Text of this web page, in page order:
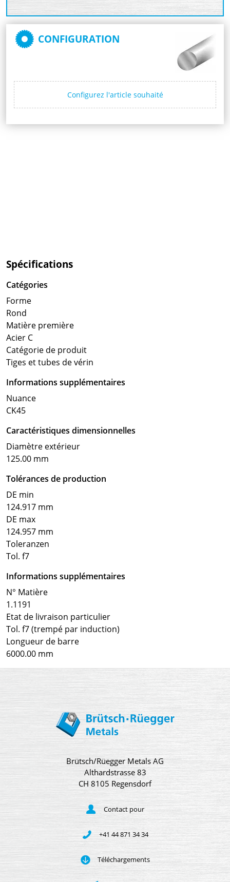
CONFIGURATION
Configurez l'article souhaité
Spécifications
Catégories
Forme
Rond
Matière première
Acier C
Catégorie de produit
Tiges et tubes de vérin
Informations supplémentaires
Nuance
CK45
Caractéristiques dimensionnelles
Diamètre extérieur
125.00 mm
Tolérances de production
DE min
124.917 mm
DE max
124.957 mm
Toleranzen
Tol. f7
Informations supplémentaires
N° Matière
1.1191
Etat de livraison particulier
Tol. f7 (trempé par induction)
Longueur de barre
6000.00 mm
Brütsch/Rüegger Metals AG
Althardstrasse 83
CH 8105 Regensdorf
Contact pour
+41 44 871 34 34
Téléchargements